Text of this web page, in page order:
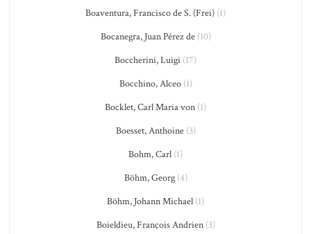
Boaventura, Francisco de S. (Frei) (1)
Bocanegra, Juan Pérez de(10)
Boccherini, Luigi (17)
Bocchino, Alceo(1)
Bocklet, Carl Maria von (1)
Boesset, Anthoine(3)
Bohm, Carl (1)
Böhm, Georg(4)
Böhm, Johann Michael (1)
Boieldieu, François Andrien(3)